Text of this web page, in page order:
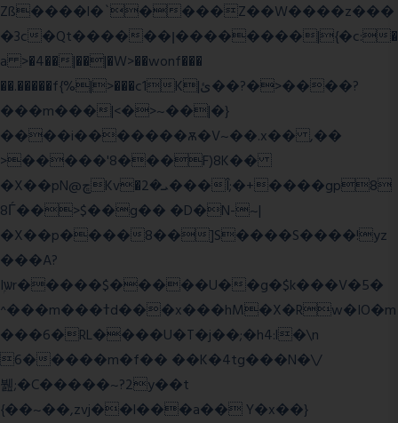
Zß����l�`����Z��W����z���
�3c�Qt������ן��������|{�c:�
a >�4��|��|�W>��wonf���
��.�����f{%|>���c1K|ئ��?�>����?
���m���|<�>~��|�}
����i�������ѫ�V~��.x�� ,��
>�����'8���F)8K��
�X��pN@ڇKv�ܝ�2���Î;�+����gp8
8Ѓ��>$��g�� �D�N-~|
�X��p����8��]S����S����!yz
���A?
Iۭѡr�����$�����U��g�$k���V�5�
^���m���ߙd���x���hM�X�Rw�IO�m
���6�RL����U�T�j��;�h4:l�\n
6�����m�f�� ��K�4tg���N�\/
뷆;�C�����~?2y��t
{��~��,zvj��l���a�� Y�x��}